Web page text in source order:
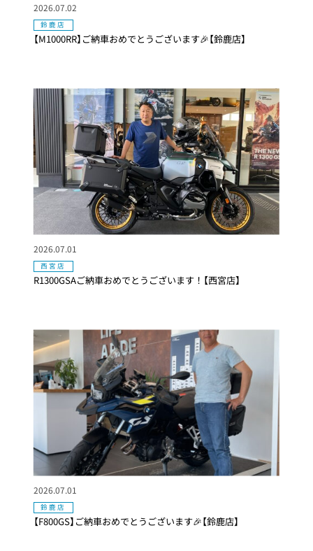
【M1000RR】ご納車おめでとうございます🎉【鈴鹿店】
2026.07.02
鈴鹿店
R1300GSAご納車おめでとうございます！【西宮店】
2026.07.01
西宮店
【F800GS】ご納車おめでとうございます🎉【鈴鹿店】
2026.07.01
鈴鹿店